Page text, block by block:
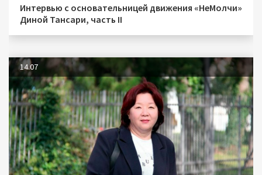
Интервью с основательницей движения «НеМолчи»
Диной Тансари, часть II
14.07